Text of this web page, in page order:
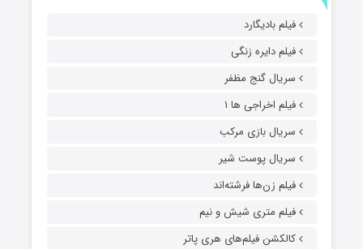
فیلم بادیگارد
فیلم دایره زنگی
سریال گنج مظفر
فیلم اخراجی ها ۱
سریال بازی مرکب
سریال پوست شیر
فیلم زن‌ها فرشته‌اند
فیلم متری شیش و نیم
کالکشن فیلم‌های هری پاتر